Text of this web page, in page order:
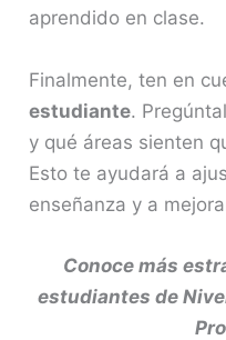
aprendido en clase.
Finalmente, ten en
estudiante.
y qué áreas sienten
Esto te ayudará a
enseñanza y a
Conoce más
estudiantes de